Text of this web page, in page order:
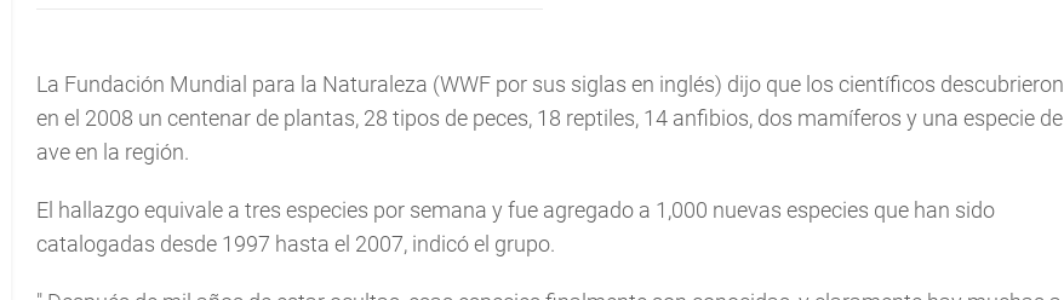
La Fundación Mundial para la Naturaleza (WWF por sus siglas en inglés) dijo que los científicos descubrieron
en el 2008 un centenar de plantas, 28 tipos de peces, 18 reptiles, 14 anfibios, dos mamíferos y una especie de
ave en la región.
El hallazgo equivale a tres especies por semana y fue agregado a 1,000 nuevas especies que han sido
catalogadas desde 1997 hasta el 2007, indicó el grupo.